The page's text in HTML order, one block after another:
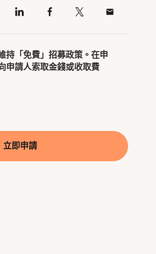
持「免費」招募政策。在申
申請人索取金錢或收取費
立即申請